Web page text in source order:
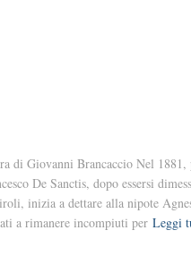
di Giovanni Brancaccio Nel 1881,
De Sanctis, dopo essersi
inizia a dettare alla nipote
a rimanere incompiuti per Leggi